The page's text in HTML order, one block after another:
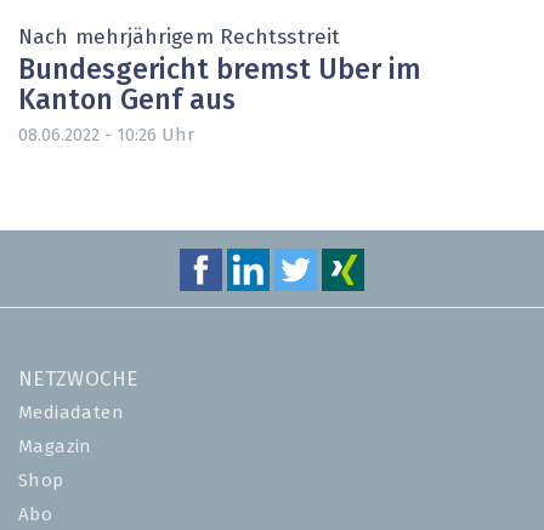
Nach mehrjährigem Rechtsstreit
Bundesgericht bremst Uber im
Kanton Genf aus
08.06.2022 - 10:26 Uhr
NETZWOCHE
Mediadaten
Magazin
Shop
Abo